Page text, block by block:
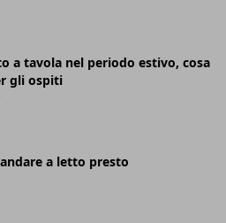
a tavola nel periodo estivo, cosa
gli ospiti
a letto presto